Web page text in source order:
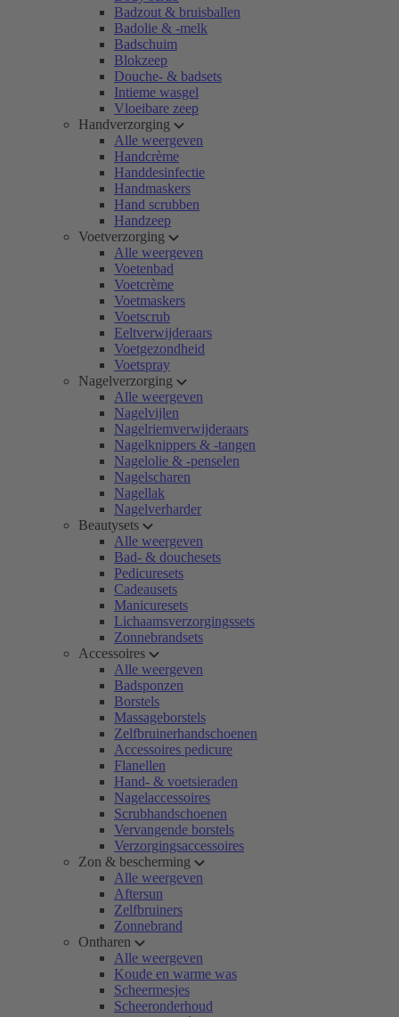
Badzout & bruisballen
Badolie & -melk
Badschuim
Blokzeep
Douche- & badsets
Intieme wasgel
Vloeibare zeep
Handverzorging
Alle weergeven
Handcrème
Handdesinfectie
Handmaskers
Hand scrubben
Handzeep
Voetverzorging
Alle weergeven
Voetenbad
Voetcrème
Voetmaskers
Voetscrub
Eeltverwijderaars
Voetgezondheid
Voetspray
Nagelverzorging
Alle weergeven
Nagelvijlen
Nagelriemverwijderaars
Nagelknippers & -tangen
Nagelolie & -penselen
Nagelscharen
Nagellak
Nagelverharder
Beautysets
Alle weergeven
Bad- & douchesets
Pedicuresets
Cadeausets
Manicuresets
Lichaamsverzorgingssets
Zonnebrandsets
Accessoires
Alle weergeven
Badsponzen
Borstels
Massageborstels
Zelfbruinerhandschoenen
Accessoires pedicure
Flanellen
Hand- & voetsieraden
Nagelaccessoires
Scrubhandschoenen
Vervangende borstels
Verzorgingsaccessoires
Zon & bescherming
Alle weergeven
Aftersun
Zelfbruiners
Zonnebrand
Ontharen
Alle weergeven
Koude en warme was
Scheermesjes
Scheeronderhoud